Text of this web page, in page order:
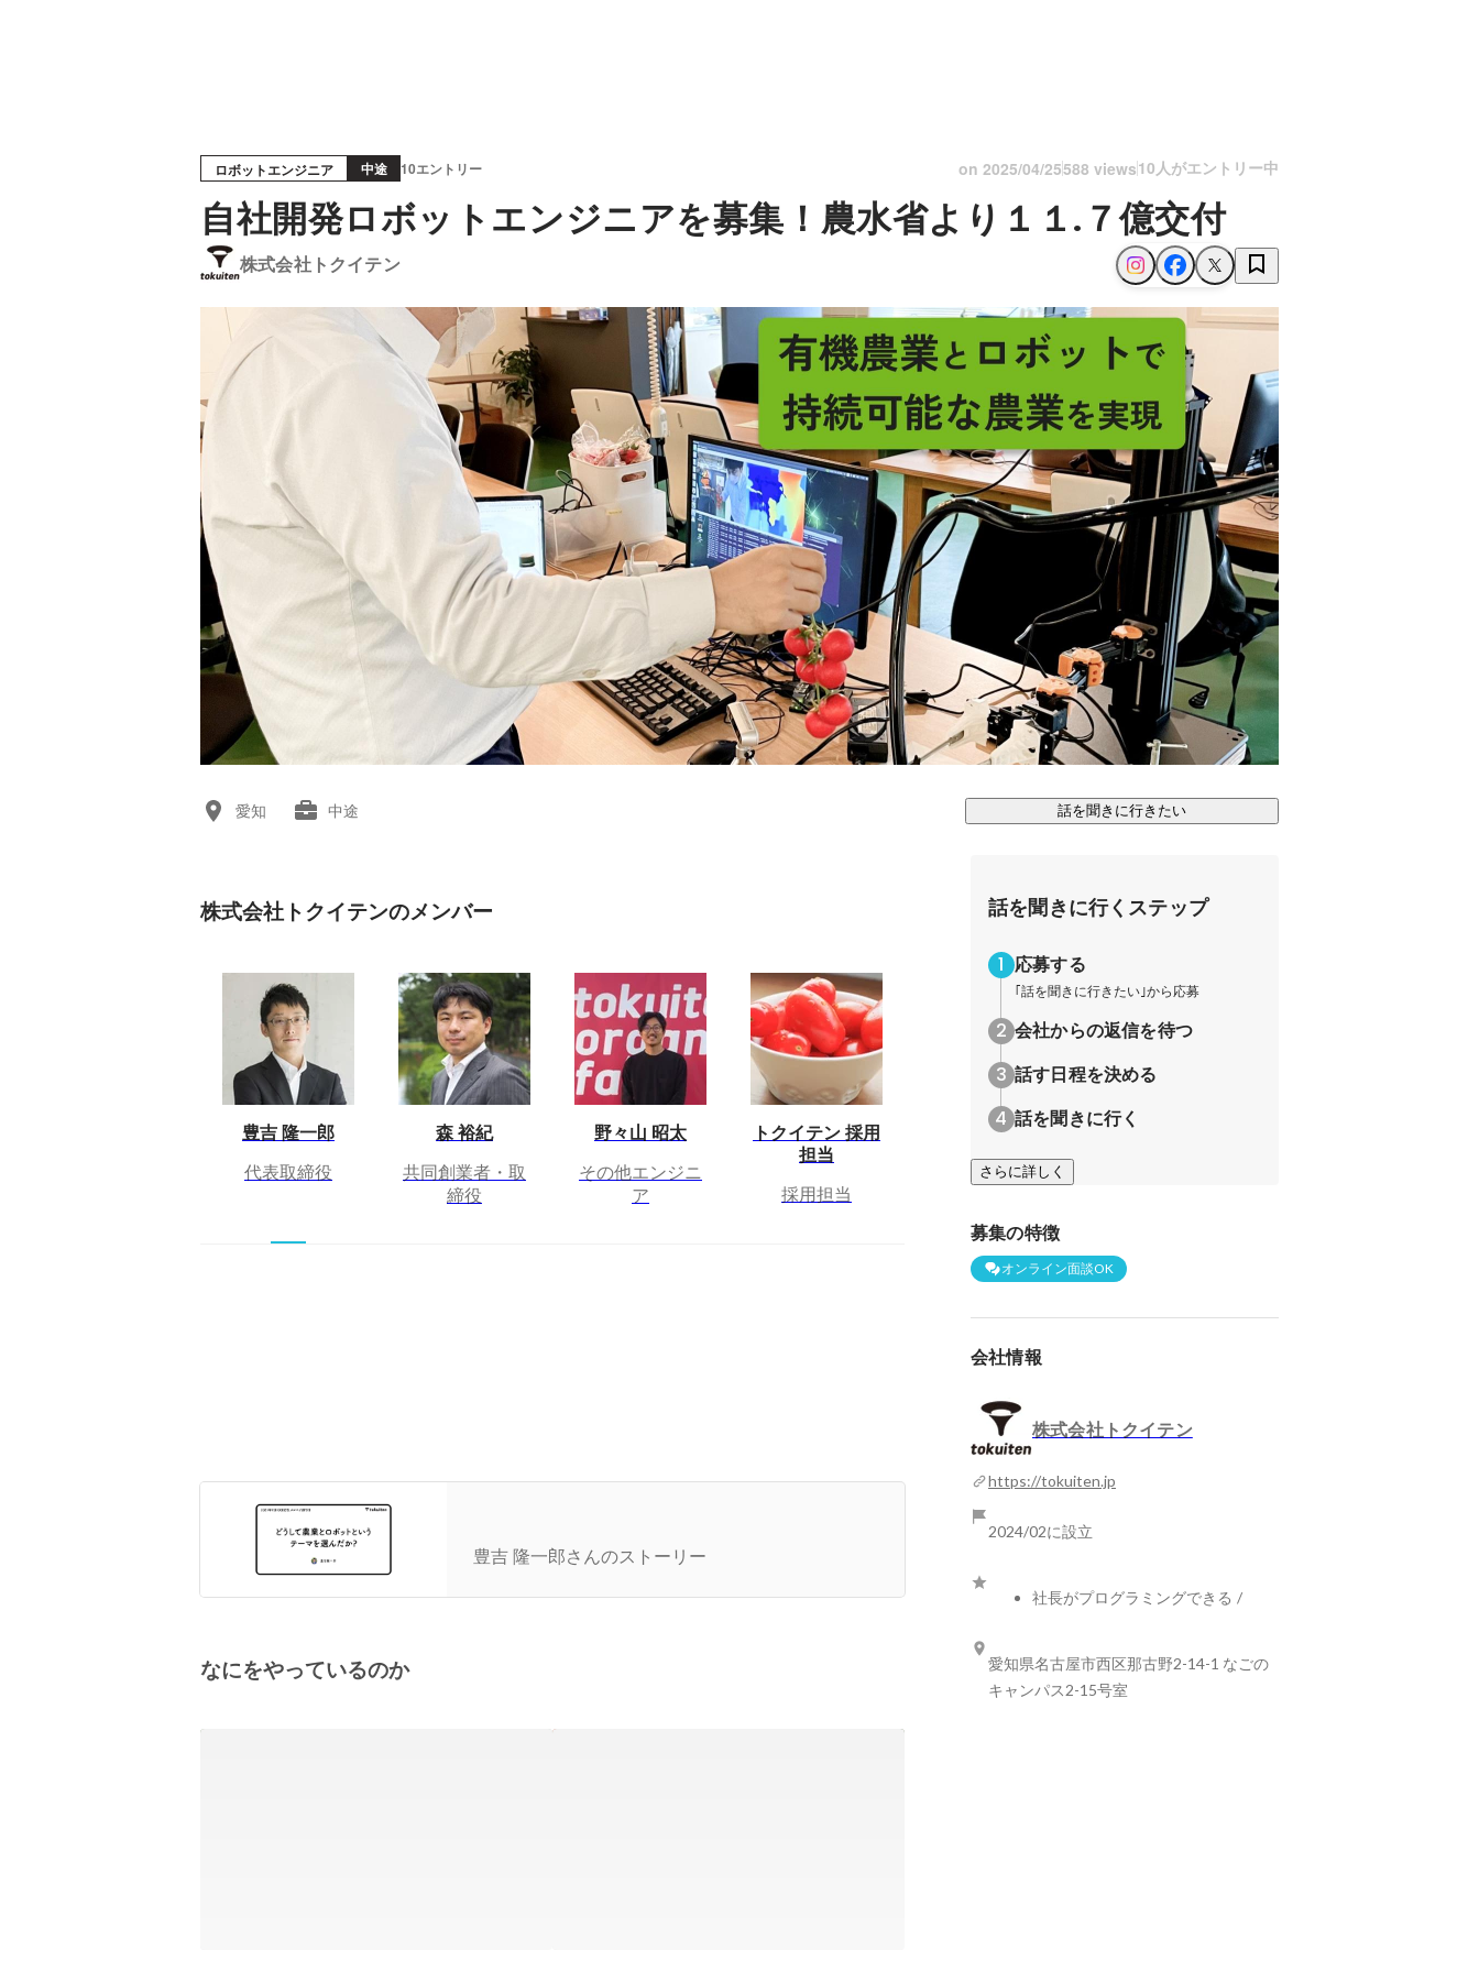
ロボットエンジニア 中途 10エントリー on 2025/04/25588 views10人がエントリー中
自社開発ロボットエンジニアを募集！農水省より１１.７億交付
株式会社トクイテン
愛知 中途 話を聞きに行きたい
株式会社トクイテンのメンバー
豊吉 隆一郎
代表取締役
森 裕紀
共同創業者・取
締役
野々山 昭太
その他エンジニ
ア
トクイテン 採用
担当
採用担当
んだか？（2021年9月10日配信）
豊吉 隆一郎さんのストーリー
なにをやっているのか
話を聞きに行くステップ
応募する
｢話を聞きに行きたい｣から応募
会社からの返信を待つ
話す日程を決める
話を聞きに行く
さらに詳しく
募集の特徴
オンライン面談OK
会社情報
株式会社トクイテン
https://tokuiten.jp
2024/02に設立
社長がプログラミングできる /
愛知県名古屋市西区那古野2-14-1 なごの
キャンパス2-15号室